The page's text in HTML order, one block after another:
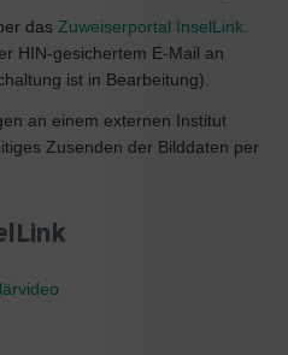
das Zuweiserportal InselLink
HIN-gesichertem E-Mail an
ist in Bearbeitung).
an einem externen Institut
Zusenden der Bilddaten per